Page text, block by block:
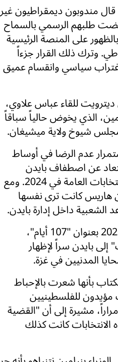
دورة انتخابات 2024، قال مندوبون ديمقراطيون غير
طلبهم الرسمي بالسماح
على المنصة الرئيسية
وترك ذلك القرار جزءاً
سياسي وانقسام عميق
للقاء عباس علاوي،
الذي يخوض حالياً سباقاً
شيوخ ولاية ميشيغان.
عدم الرضا في أوساط
عن اصطفاف بايدن
الثابت مع إسرائيل خلال الانتخابات العامة في 2024. ومع
هاريس كانت ترى نفسها
الشعبية داخل إدارة بايدن.
وفي مذكراتها الصادرة عام 2025 بعنوان "107 أيام"،
بايدن سراً لإظهار
المدنيين في غزة.
بأنها شعرت بالإحباط
للفلسطينيين
محطات حملتها لعام 2024 مراراً، مشيرة إلى أن "القضية
الانتخابات كانت كذلك